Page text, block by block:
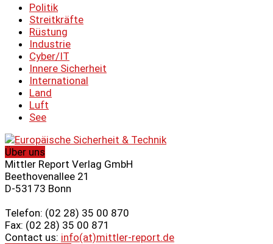
Politik
Streitkräfte
Rüstung
Industrie
Cyber/IT
Innere Sicherheit
International
Land
Luft
See
Über uns
Mittler Report Verlag GmbH
Beethovenallee 21
D-53173 Bonn
Telefon: (02 28) 35 00 870
Fax: (02 28) 35 00 871
Contact us: info(at)mittler-report.de